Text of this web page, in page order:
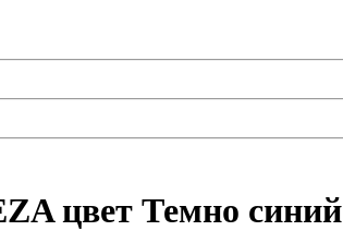
цвет Темно синий